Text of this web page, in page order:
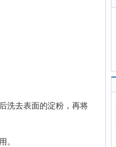
洗去表面的淀粉，再将
。